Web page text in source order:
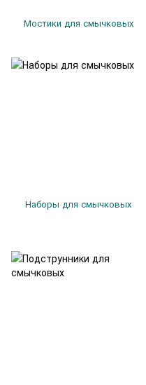
Мостики для смычковых
Наборы для смычковых